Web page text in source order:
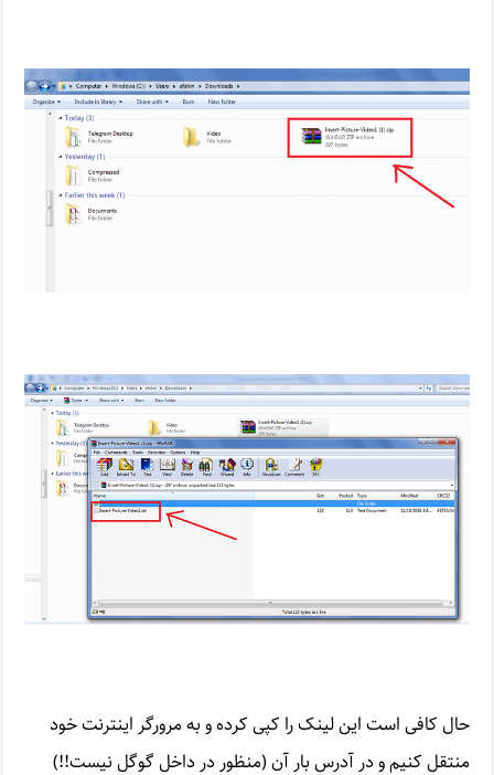
حال کافی است این لینک را کپی کرده و به مرورگر اینترنت خود
منتقل کنیم و در آدرس بار آن (منظور در داخل گوگل نیست!!)